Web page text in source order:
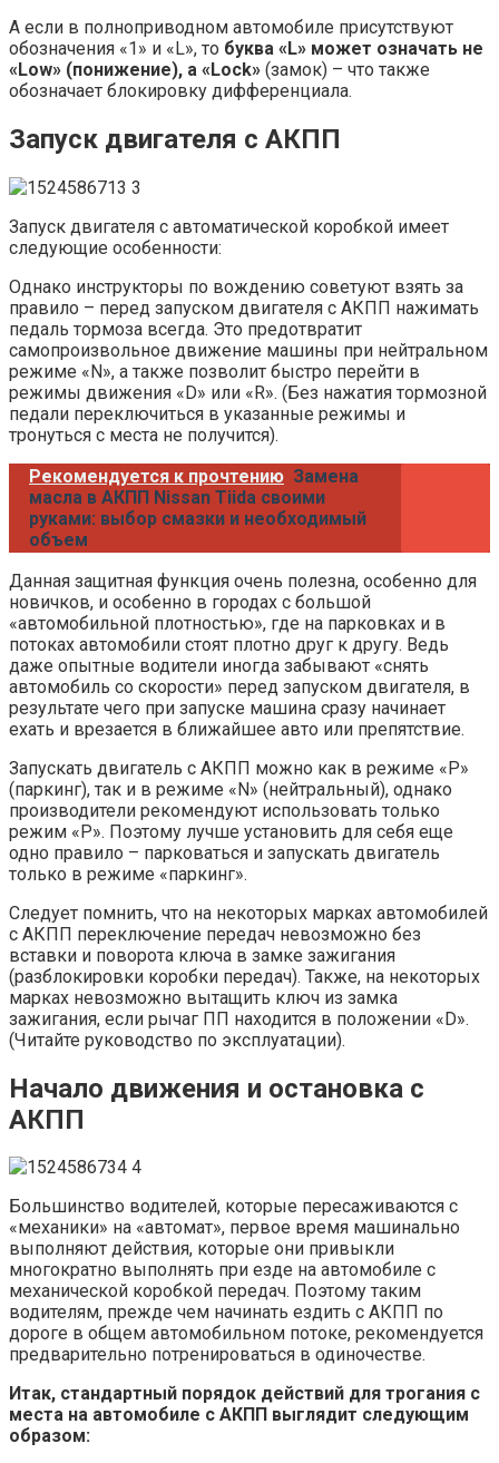
А если в полноприводном автомобиле присутствуют
обозначения «1» и «L», то буква «L» может означать не
«Low» (понижение), а «Lock» (замок) – что также
обозначает блокировку дифференциала.
Запуск двигателя с АКПП
Запуск двигателя с автоматической коробкой имеет
следующие особенности:
Однако инструкторы по вождению советуют взять за
правило – перед запуском двигателя с АКПП нажимать
педаль тормоза всегда. Это предотвратит
самопроизвольное движение машины при нейтральном
режиме «N», а также позволит быстро перейти в
режимы движения «D» или «R». (Без нажатия тормозной
педали переключиться в указанные режимы и
тронуться с места не получится).
Рекомендуется к прочтению Замена
масла в АКПП Nissan Tiida своими
руками: выбор смазки и необходимый
объем
Данная защитная функция очень полезна, особенно для
новичков, и особенно в городах с большой
«автомобильной плотностью», где на парковках и в
потоках автомобили стоят плотно друг к другу. Ведь
даже опытные водители иногда забывают «снять
автомобиль со скорости» перед запуском двигателя, в
результате чего при запуске машина сразу начинает
ехать и врезается в ближайшее авто или препятствие.
Запускать двигатель с АКПП можно как в режиме «P»
(паркинг), так и в режиме «N» (нейтральный), однако
производители рекомендуют использовать только
режим «P». Поэтому лучше установить для себя еще
одно правило – парковаться и запускать двигатель
только в режиме «паркинг».
Следует помнить, что на некоторых марках автомобилей
с АКПП переключение передач невозможно без
вставки и поворота ключа в замке зажигания
(разблокировки коробки передач). Также, на некоторых
марках невозможно вытащить ключ из замка
зажигания, если рычаг ПП находится в положении «D».
(Читайте руководство по эксплуатации).
Начало движения и остановка с
АКПП
Большинство водителей, которые пересаживаются с
«механики» на «автомат», первое время машинально
выполняют действия, которые они привыкли
многократно выполнять при езде на автомобиле с
механической коробкой передач. Поэтому таким
водителям, прежде чем начинать ездить с АКПП по
дороге в общем автомобильном потоке, рекомендуется
предварительно потренироваться в одиночестве.
Итак, стандартный порядок действий для трогания с
места на автомобиле с АКПП выглядит следующим
образом: